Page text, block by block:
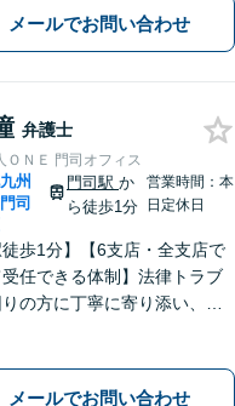
メールでお問い合わせ
弁護士
ＯＮＥ 門司オフィス
州
司
門司駅 か
ら徒歩1分
営業時間：本
日定休日
徒歩1分】【6支店・全支店で
任できる体制】法律トラブ
の方に丁寧に寄り添い、納
ぜひご相談ください【駐車場
メールでお問い合わせ